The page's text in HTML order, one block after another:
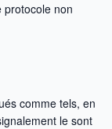
protocole non
comme tels, en
le sont